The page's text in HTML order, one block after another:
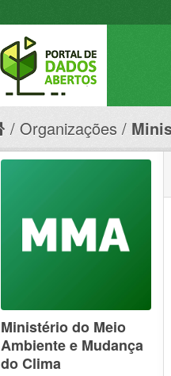
Organizações
Ministério do Meio
Ambiente e Mudança
do Clima